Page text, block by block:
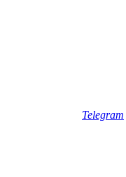
Telegram